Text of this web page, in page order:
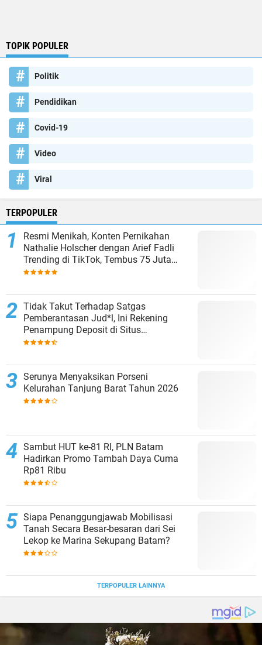
TOPIK POPULER
Politik
Pendidikan
Covid-19
Video
Viral
TERPOPULER
Resmi Menikah, Konten Pernikahan
Nathalie Holscher dengan Arief Fadli
Trending di TikTok, Tembus 75 Juta
Penonton
Tidak Takut Terhadap Satgas
Pemberantasan Jud*l, Ini Rekening
Penampung Deposit di Situs
MENARA4D
Serunya Menyaksikan Porseni
Kelurahan Tanjung Barat Tahun 2026
Sambut HUT ke-81 RI, PLN Batam
Hadirkan Promo Tambah Daya Cuma
Rp81 Ribu
Siapa Penanggungjawab Mobilisasi
Tanah Secara Besar-besaran dari Sei
Lekop ke Marina Sekupang Batam?
TERPOPULER LAINNYA